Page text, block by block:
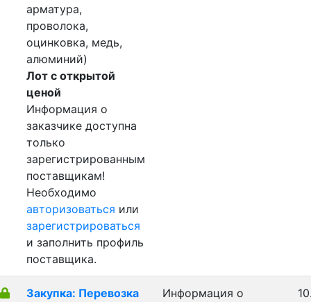
арматура,
проволока,
оцинковка, медь,
алюминий)
Лот с открытой
ценой
Информация о
заказчике доступна
только
зарегистрированным
поставщикам!
Необходимо
авторизоваться или
зарегистрироваться
и заполнить профиль
поставщика.
Закупка: Перевозка
Информация о